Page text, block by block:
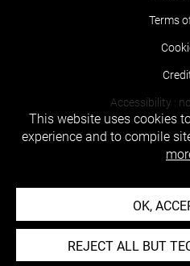
Terms
Accessibility :
This website uses cookies
experience and to compile
OK,
REJECT ALL BUT